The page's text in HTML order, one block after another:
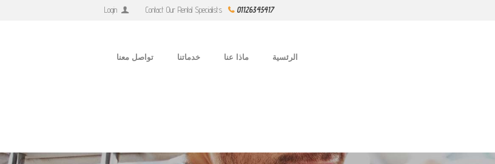
Login Contact Our Rental Specialists 01126345417
الرئسية ماذا عنا خدماتنا تواصل معنا